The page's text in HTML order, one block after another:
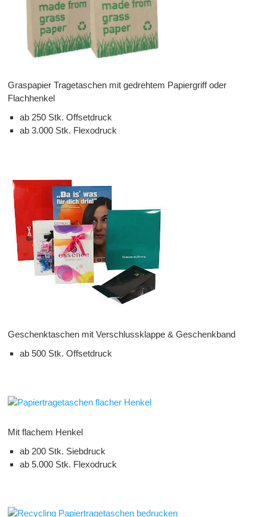
Graspapier Tragetaschen mit gedrehtem Papiergriff oder
Flachhenkel
ab 250 Stk. Offsetdruck
ab 3.000 Stk. Flexodruck
Geschenktaschen mit Verschlussklappe & Geschenkband
ab 500 Stk. Offsetdruck
Mit flachem Henkel
ab 200 Stk. Siebdruck
ab 5.000 Stk. Flexodruck